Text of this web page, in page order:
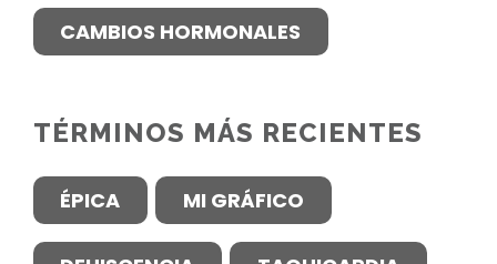
CAMBIOS HORMONALES
TÉRMINOS MÁS RECIENTES
ÉPICA MI GRÁFICO